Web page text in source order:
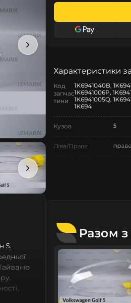
5.
Характеристики
Код
запчас
тини
1K6941040B,
1K6941006P,
1K6941005Q,
1K694
Кузов 5
Ліва/Права праве
Позначка
Рік випуску
Нове
Разом